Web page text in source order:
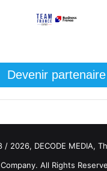
Devenir partenaire
/ 2026, DECODE MEDIA,
Company. All Rights